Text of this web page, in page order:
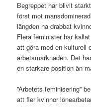
Begreppet har blivit
först mot
längden ha drabbat
Flera feminister har
att göra med en kulturell
arbetsmarknaden. Det
en starkare position än
”Arbetets feminisering”
att fler kvinnor